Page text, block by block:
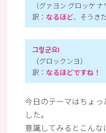
（グァヨン グロッケ ナ
訳： なるほど、そうき
그렇군요!
（グロックンヨ）
訳： なるほどですね！
今日のテーマはちょ
した。
意識してみるとこん